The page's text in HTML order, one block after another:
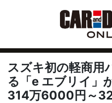
スズキ初の軽商用
る「e エブリイ」
314万6000円～